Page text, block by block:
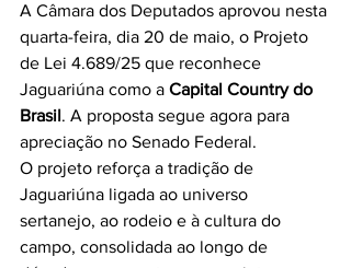
A Câmara dos Deputados aprovou nesta
quarta-feira, dia 20 de maio, o Projeto
de Lei 4.689/25 que reconhece
Jaguariúna como a Capital Country do
Brasil. A proposta segue agora para
apreciação no Senado Federal.
O projeto reforça a tradição de
Jaguariúna ligada ao universo
sertanejo, ao rodeio e à cultura do
campo, consolidada ao longo de